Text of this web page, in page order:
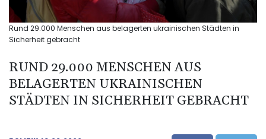
Rund 29.000 Menschen aus belagerten ukrainischen Städten in
Sicherheit gebracht
RUND 29.000 MENSCHEN AUS
BELAGERTEN UKRAINISCHEN
STÄDTEN IN SICHERHEIT GEBRACHT